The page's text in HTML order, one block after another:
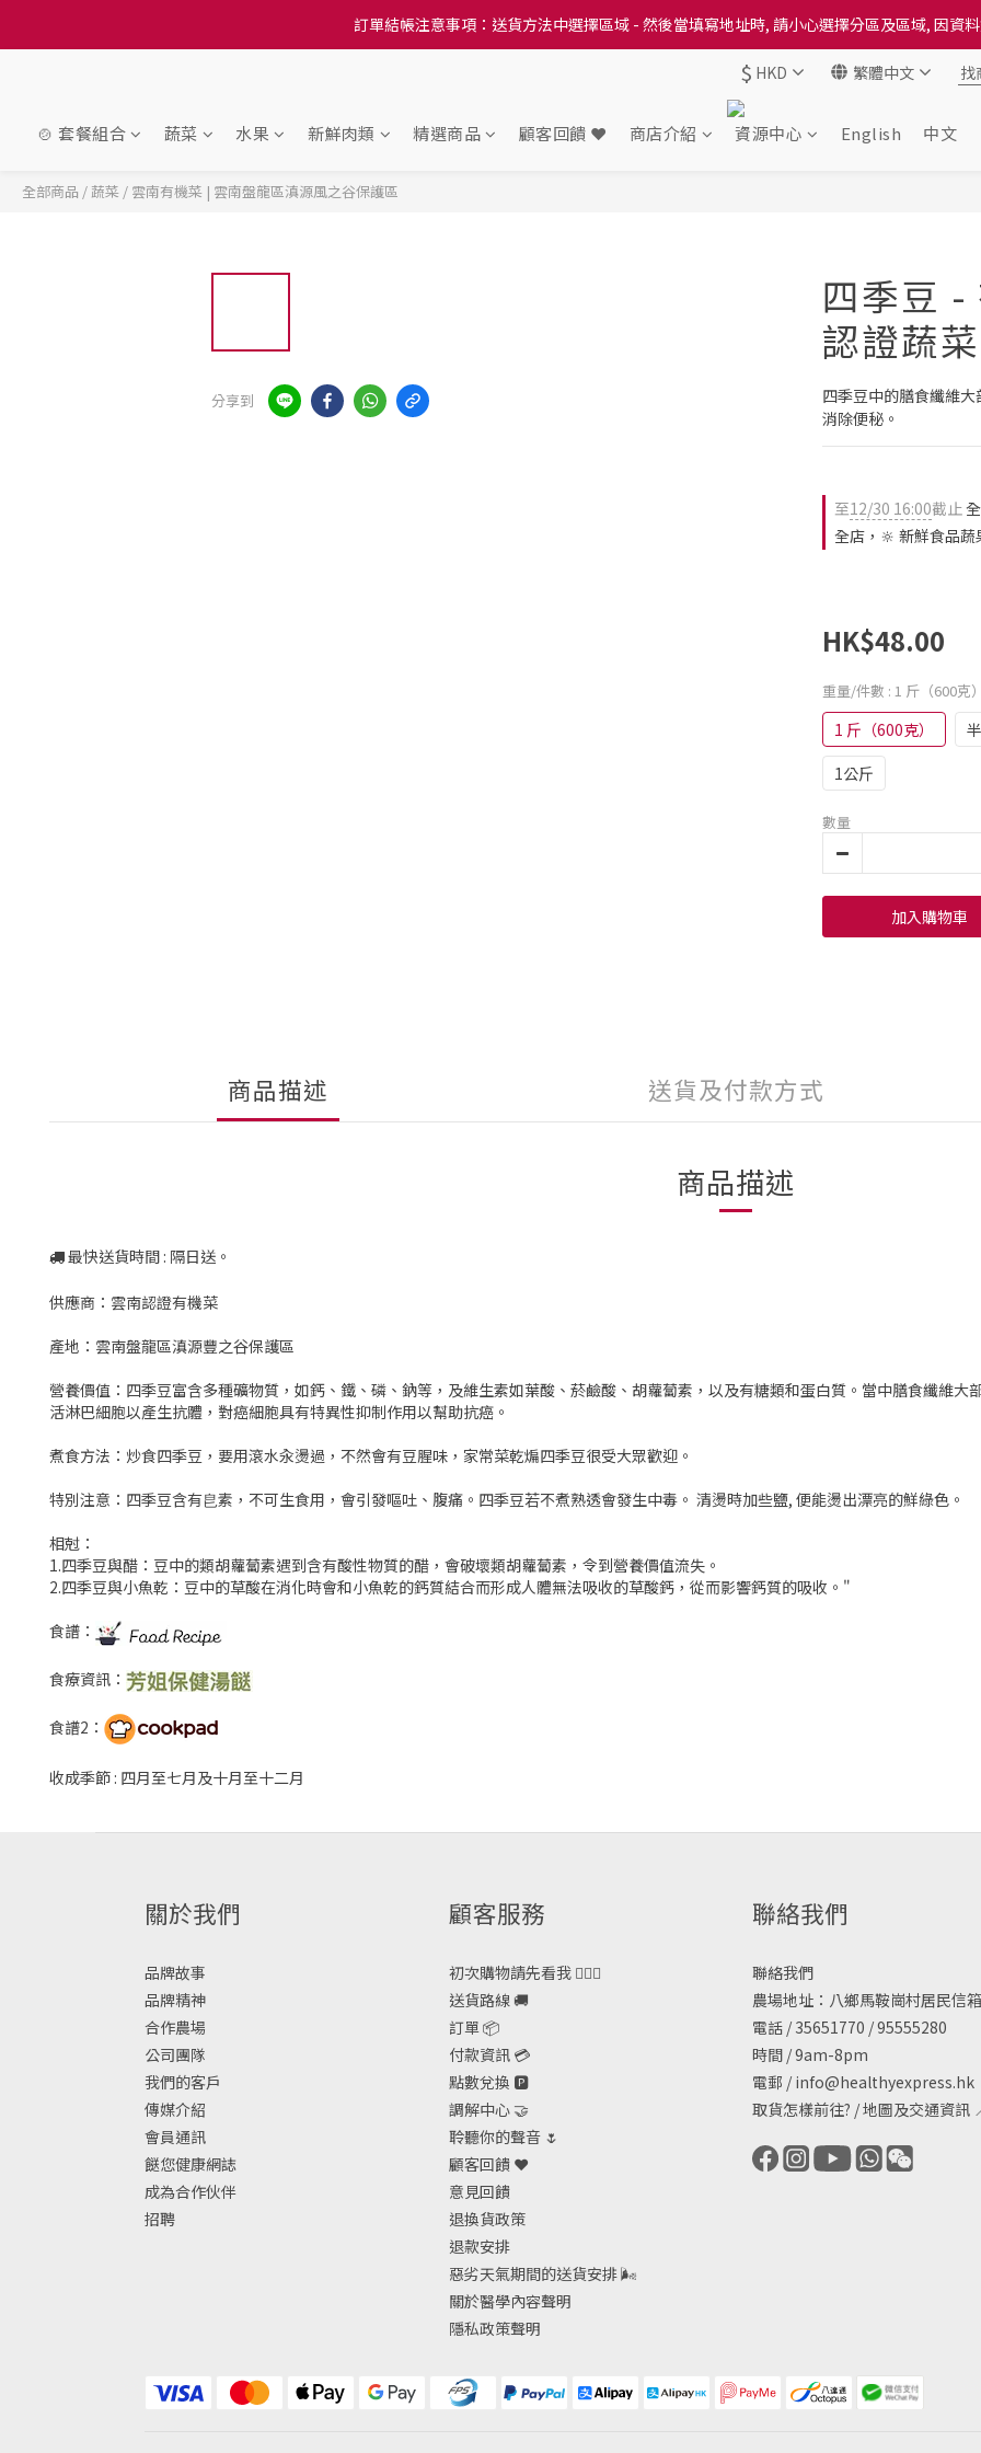
訂單結帳注意事項：送貨方法中選擇區域 - 然後當填寫地址時, 請小心選擇分區及區域, 因資
訂單結帳注意事項：送貨方法中選擇區域 - 然後當填寫地址時, 請小心選擇分區及區域, 因資
隆重推出本地培育田香雞、金棠雞、粵皇鷄及平原雞等，想食靚雞就要嚟《餸
訂單結帳注意事項：送貨方法中選擇區域 - 然後當填寫地址時, 請小心選擇分區及區域, 因資
$ HKD 繁體中文
🍲 套餐組合 蔬菜 水果 新鮮肉類 精選商品 顧客回饋 ❤️ 商店介紹 資源中心 English 中文
全部商品 / 蔬菜 / 雲南有機菜 | 雲南盤龍區滇源風之谷保護區
分享到
四季豆
認證蔬
四季豆中的膳食纖維
消除便秘。
至12/30 16:00截止
全店，🔆 新鮮食品
HK$48.00
重量/件數 : 1 斤（600克
1 斤（600克）
1公斤
數量
加入購物車
商品描述 送貨及付款方式
商品描述
最快送貨時間 : 隔日送。
供應商：雲南認證有機菜
產地：雲南盤龍區滇源豐之谷保護區
營養價值：四季豆富含多種礦物質，如鈣、鐵、磷、鈉等，及維生素如葉酸、菸鹼酸、胡蘿蔔素，以及有糖類和蛋白質。當中膳食纖維
活淋巴細胞以產生抗體，對癌細胞具有特異性抑制作用以幫助抗癌。
煮食方法：炒食四季豆，要用滾水汆燙過，不然會有豆腥味，家常菜乾煸四季豆很受大眾歡迎。
特別注意：四季豆含有皀素，不可生食用，會引發嘔吐、腹痛。四季豆若不煮熟透會發生中毒。 清燙時加些鹽, 便能燙出漂亮的鮮綠色。
相尅：
1.四季豆與醋：豆中的類胡蘿蔔素遇到含有酸性物質的醋，會破壞類胡蘿蔔素，令到營養價值流失。
2.四季豆與小魚乾：豆中的草酸在消化時會和小魚乾的鈣質結合而形成人體無法吸收的草酸鈣，從而影響鈣質的吸收。"
食譜：
食療資訊：
食譜2：
收成季節 : 四月至七月及十月至十二月
關於我們
品牌故事
品牌精神
合作農場
公司團隊
我們的客戶
傳媒介紹
會員通訊
餸您健康網誌
成為合作伙伴
招聘
顧客服務
初次購物請先看我 🙋🏻‍♀️
送貨路線 🚚
訂單 📦
付款資訊 💳
點數兌換 🅿️
調解中心 🤝
聆聽你的聲音 🌷
顧客回饋 ❤️
意見回饋
退換貨政策
退款安排
惡劣天氣期間的送貨安排🌬
關於醫學內容聲明
隱私政策聲明
聯絡我們
聯絡我們
農場地址：八鄉馬鞍崗村居民信
電話 / 35651770 / 95555280
時間 / 9am-8pm
電郵 / info@healthyexpress.hk
取貨怎樣前往? /地圖及交通資訊